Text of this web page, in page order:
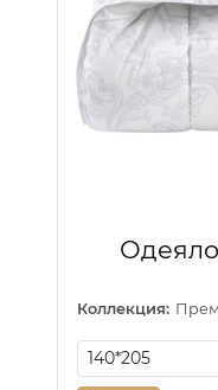
Коллекция: